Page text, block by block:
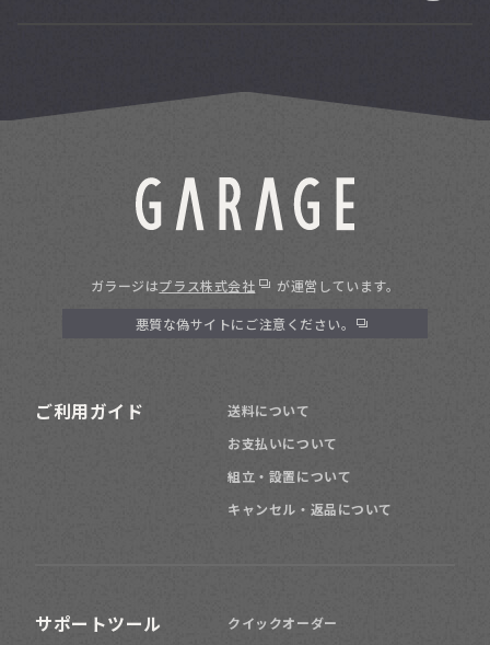
ガラージはプラス株式会社 が運営しています。
悪質な偽サイトにご注意ください。
ご利用ガイド
送料について
お支払いについて
組立・設置について
キャンセル・返品について
サポートツール
クイックオーダー